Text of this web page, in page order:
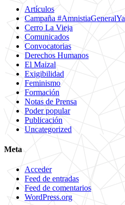
Artículos
Campaña #AmnistiaGeneralYa
Cerro La Vieja
Comunicados
Convocatorias
Derechos Humanos
El Maizal
Exigibilidad
Feminismo
Formación
Notas de Prensa
Poder popular
Publicación
Uncategorized
Meta
Acceder
Feed de entradas
Feed de comentarios
WordPress.org